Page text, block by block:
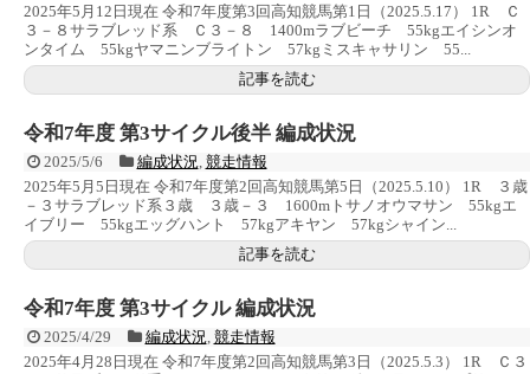
2025年5月12日現在 令和7年度第3回高知競馬第1日（2025.5.17） 1R Ｃ
３－８サラブレッド系 Ｃ３－８ 1400mラブビーチ 55kgエイシンオ
ンタイム 55kgヤマニンブライトン 57kgミスキャサリン 55...
記事を読む
令和7年度 第3サイクル後半 編成状況
2025/5/6 編成状況 競走情報
2025年5月5日現在 令和7年度第2回高知競馬第5日（2025.5.10） 1R ３歳
－３サラブレッド系３歳 ３歳－３ 1600mトサノオウマサン 55kgエ
イブリー 55kgエッグハント 57kgアキヤン 57kgシャイン...
記事を読む
令和7年度 第3サイクル 編成状況
2025/4/29 編成状況 競走情報
2025年4月28日現在 令和7年度第2回高知競馬第3日（2025.5.3） 1R Ｃ３